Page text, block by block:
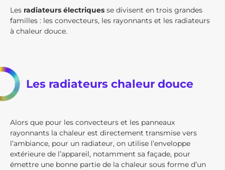
Les radiateurs électriques se divisent en trois grandes
familles : les convecteurs, les rayonnants et les radiateurs
à chaleur douce.
Les radiateurs chaleur douce
Alors que pour les convecteurs et les panneaux
rayonnants la chaleur est directement transmise vers
l’ambiance, pour un radiateur, on utilise l’enveloppe
extérieure de l’appareil, notamment sa façade, pour
émettre une bonne partie de la chaleur sous forme d’un